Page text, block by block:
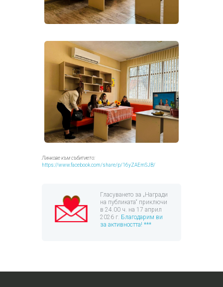
Линкове към събитието:
https://www.facebook.com/share/p/16yZAEmSJB/
Гласуването за „Награди
на публиката“ приключи
в 24.00 ч. на 17 април
2026 г. Благодарим ви
за активността! ***